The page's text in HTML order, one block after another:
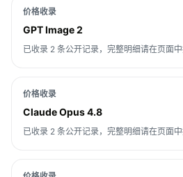
价格收录
GPT Image 2
已收录 2 条公开记录，完整明细请在页面中
价格收录
Claude Opus 4.8
已收录 2 条公开记录，完整明细请在页面中